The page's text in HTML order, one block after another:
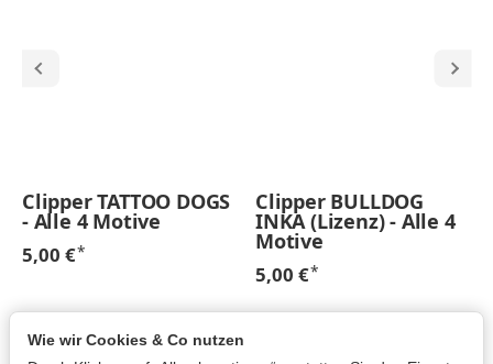
Clipper TATTOO DOGS
- Alle 4 Motive
5,00 €*
Clipper BULLDOG
INKA (Lizenz) - Alle 4
Motive
5,00 €*
Wie wir Cookies & Co nutzen